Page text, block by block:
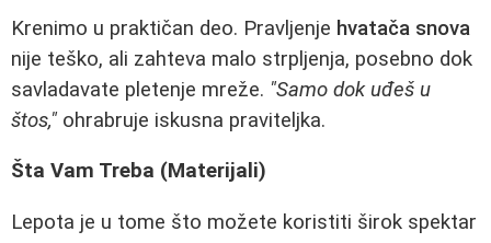
Krenimo u praktičan deo. Pravljenje hvatača snova
nije teško, ali zahteva malo strpljenja, posebno dok
savladavate pletenje mreže. "Samo dok uđeš u
štos," ohrabruje iskusna praviteljka.
Šta Vam Treba (Materijali)
Lepota je u tome što možete koristiti širok spektar